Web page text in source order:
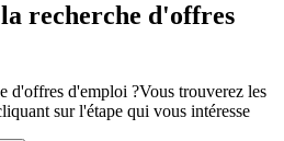
recherche d'offres
d'offres d'emploi ?Vous trouverez les
sur l'étape qui vous intéresse